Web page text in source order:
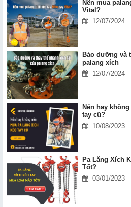
Nên mua
Vital?
12/07/2024
Bảo dưỡng và
palang xích
12/07/2024
Nên hay
tay cũ?
10/08/2023
Pa Lăng Xích
Tốt?
03/01/2023